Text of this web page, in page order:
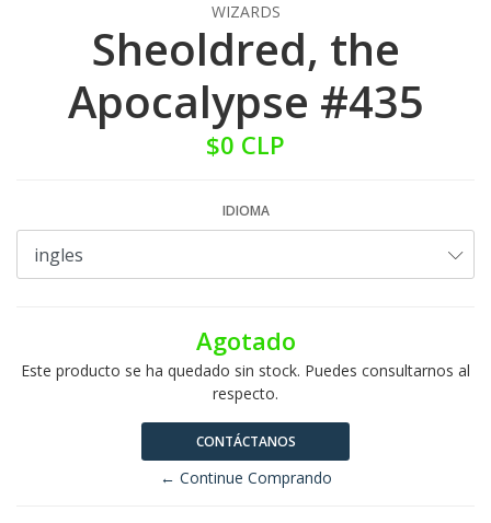
WIZARDS
Sheoldred, the
Apocalypse #435
$0 CLP
IDIOMA
Agotado
Este producto se ha quedado sin stock. Puedes consultarnos al
respecto.
CONTÁCTANOS
← Continue Comprando